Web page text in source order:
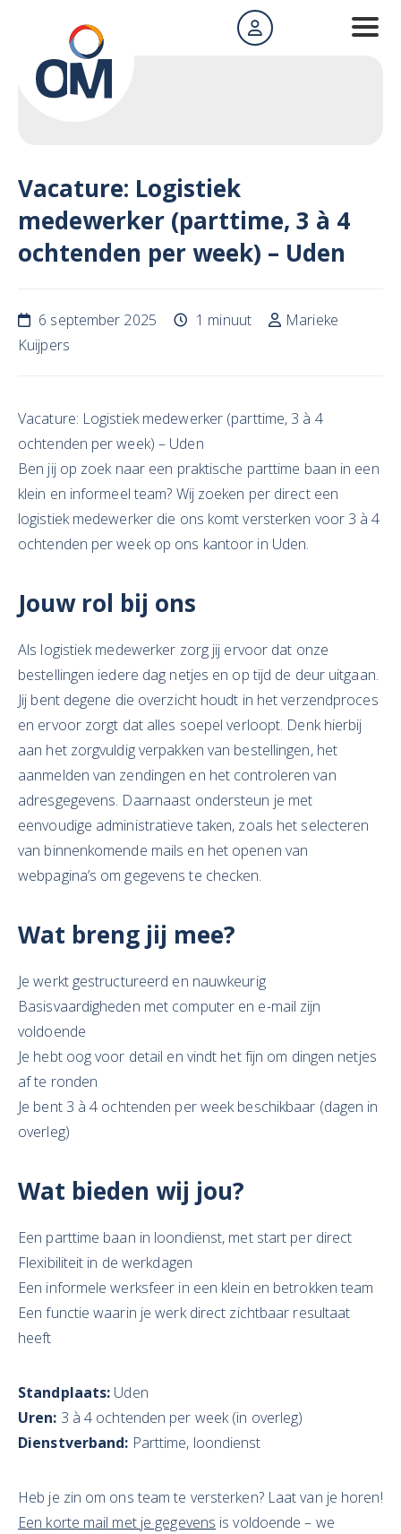
Vacature: Logistiek
medewerker (parttime, 3 à 4
ochtenden per week) – Uden
6 september 2025 1 minuut
Marieke
Kuijpers
Vacature: Logistiek medewerker (parttime, 3 à 4
ochtenden per week) – Uden
Ben jij op zoek naar een praktische parttime baan in een
klein en informeel team? Wij zoeken per direct een
logistiek medewerker die ons komt versterken voor 3 à 4
ochtenden per week op ons kantoor in Uden.
Jouw rol bij ons
Als logistiek medewerker zorg jij ervoor dat onze
bestellingen iedere dag netjes en op tijd de deur uitgaan.
Jij bent degene die overzicht houdt in het verzendproces
en ervoor zorgt dat alles soepel verloopt. Denk hierbij
aan het zorgvuldig verpakken van bestellingen, het
aanmelden van zendingen en het controleren van
adresgegevens. Daarnaast ondersteun je met
eenvoudige administratieve taken, zoals het selecteren
van binnenkomende mails en het openen van
webpagina’s om gegevens te checken.
Wat breng jij mee?
Je werkt gestructureerd en nauwkeurig
Basisvaardigheden met computer en e-mail zijn
voldoende
Je hebt oog voor detail en vindt het fijn om dingen netjes
af te ronden
Je bent 3 à 4 ochtenden per week beschikbaar (dagen in
overleg)
Wat bieden wij jou?
Een parttime baan in loondienst, met start per direct
Flexibiliteit in de werkdagen
Een informele werksfeer in een klein en betrokken team
Een functie waarin je werk direct zichtbaar resultaat
heeft
Standplaats: Uden
Uren: 3 à 4 ochtenden per week (in overleg)
Dienstverband: Parttime, loondienst
Heb je zin om ons team te versterken? Laat van je horen!
Een korte mail met je gegevens is voldoende – we